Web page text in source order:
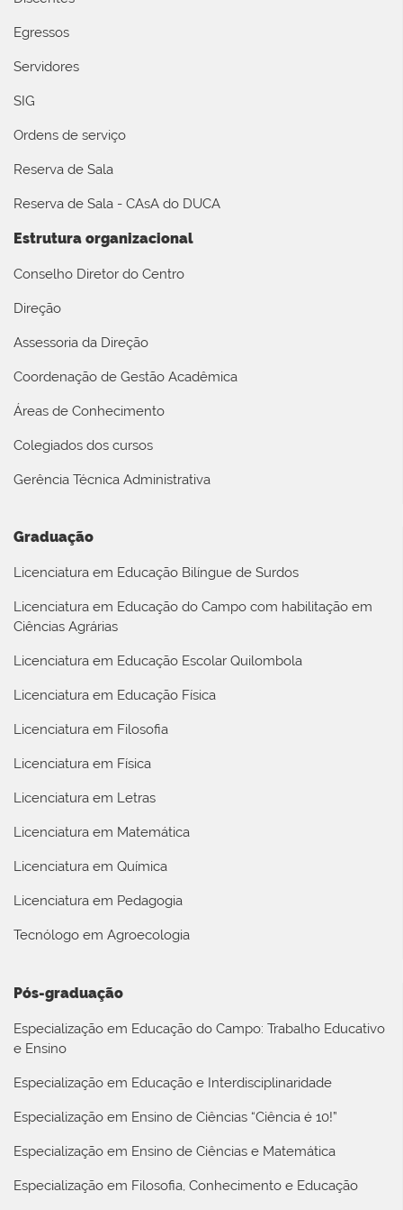
Egressos
Servidores
SIG
Ordens de serviço
Reserva de Sala
Reserva de Sala - CAsA do DUCA
Estrutura organizacional
Conselho Diretor do Centro
Direção
Assessoria da Direção
Coordenação de Gestão Acadêmica
Áreas de Conhecimento
Colegiados dos cursos
Gerência Técnica Administrativa
Graduação
Licenciatura em Educação Bilíngue de Surdos
Licenciatura em Educação do Campo com habilitação em
Ciências Agrárias
Licenciatura em Educação Escolar Quilombola
Licenciatura em Educação Física
Licenciatura em Filosofia
Licenciatura em Física
Licenciatura em Letras
Licenciatura em Matemática
Licenciatura em Química
Licenciatura em Pedagogia
Tecnólogo em Agroecologia
Pós-graduação
Especialização em Educação do Campo: Trabalho Educativo
e Ensino
Especialização em Educação e Interdisciplinaridade
Especialização em Ensino de Ciências “Ciência é 10!”
Especialização em Ensino de Ciências e Matemática
Especialização em Filosofia, Conhecimento e Educação